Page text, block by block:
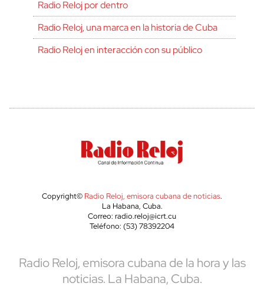
Radio Reloj por dentro
Radio Reloj, una marca en la historia de Cuba
Radio Reloj en interacción con su público
Copyright© Radio Reloj, emisora cubana de noticias.
La Habana, Cuba.
Correo: radio.reloj@icrt.cu
Teléfono: (53) 78392204
Radio Reloj, emisora cubana de la hora y las
noticias. La Habana, Cuba.